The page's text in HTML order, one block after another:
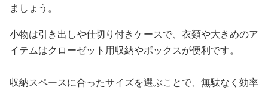
ましょう。
小物は引き出しや仕切り付きケースで、衣類や大きめのア
イテムはクローゼット用収納やボックスが便利です。
収納スペースに合ったサイズを選ぶことで、無駄なく効率